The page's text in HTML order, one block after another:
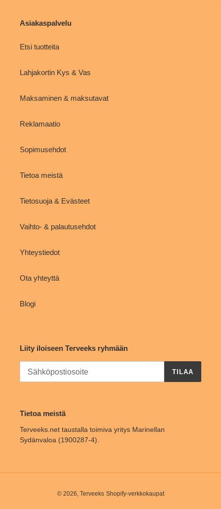
Asiakaspalvelu
Etsi tuotteita
Lahjakortin Kys & Vas
Maksaminen & maksutavat
Reklamaatio
Sopimusehdot
Tietoa meistä
Tietosuoja & Evästeet
Vaihto- & palautusehdot
Yhteystiedot
Ota yhteyttä
Blogi
Liity iloiseen Terveeks ryhmään
TILAA
Tietoa meistä
Terveeks.net taustalla toimiva yritys Marinellan
Sydänvaloa (1900287-4).
© 2026, Terveeks Shopify-verkkokaupat